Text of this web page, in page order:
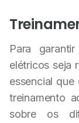
Para
elétricos seja
essencial
treinamento
sobre os